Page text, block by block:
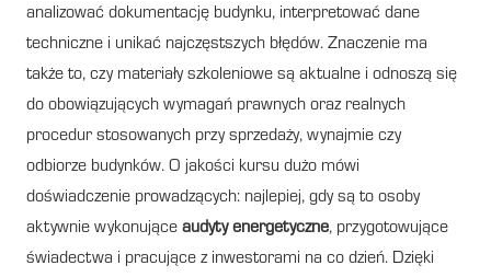
analizować dokumentację budynku, interpretować dane
techniczne i unikać najczęstszych błędów. Znaczenie ma
także to, czy materiały szkoleniowe są aktualne i odnoszą się
do obowiązujących wymagań prawnych oraz realnych
procedur stosowanych przy sprzedaży, wynajmie czy
odbiorze budynków. O jakości kursu dużo mówi
doświadczenie prowadzących: najlepiej, gdy są to osoby
aktywnie wykonujące audyty energetyczne, przygotowujące
świadectwa i pracujące z inwestorami na co dzień. Dzięki